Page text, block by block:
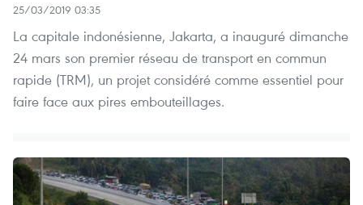
25/03/2019 03:35
La capitale indonésienne, Jakarta, a inauguré dimanche
24 mars son premier réseau de transport en commun
rapide (TRM), un projet considéré comme essentiel pour
faire face aux pires embouteillages.